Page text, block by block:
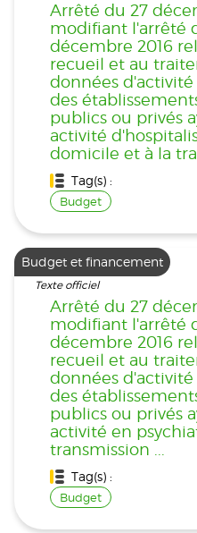
Arrêté du 27
modifiant l'arrêté
décembre 2016
recueil et au
données
des
publics ou privés
activité
domicile et à la
Tag(s) :
Budget
Budget et financement
Texte officiel
Arrêté du 27
modifiant l'arrêté
décembre 2016
recueil et au
données
des
publics ou privés
activité en
transmission ...
Tag(s) :
Budget